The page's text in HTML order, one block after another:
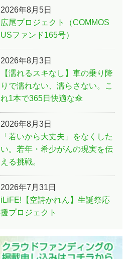
2026年8月5日
広尾プロジェクト（COMMOS
USファンド165号）
2026年8月3日
【濡れるスキなし】車の乗り降
りで濡れない、濡らさない。こ
れ1本で365日快適な傘
2026年8月3日
「若いから大丈夫」をなくした
い。若年・希少がんの現実を伝
える挑戦。
2026年7月31日
iLiFE!【空詩かれん】生誕祭応
援プロジェクト